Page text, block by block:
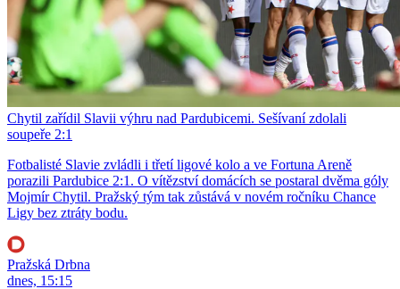
Chytil zařídil Slavii výhru nad Pardubicemi. Sešívaní zdolali
soupeře 2:1
Fotbalisté Slavie zvládli i třetí ligové kolo a ve Fortuna Areně
porazili Pardubice 2:1. O vítězství domácích se postaral dvěma góly
Mojmír Chytil. Pražský tým tak zůstává v novém ročníku Chance
Ligy bez ztráty bodu.
Pražská Drbna
dnes, 15:15